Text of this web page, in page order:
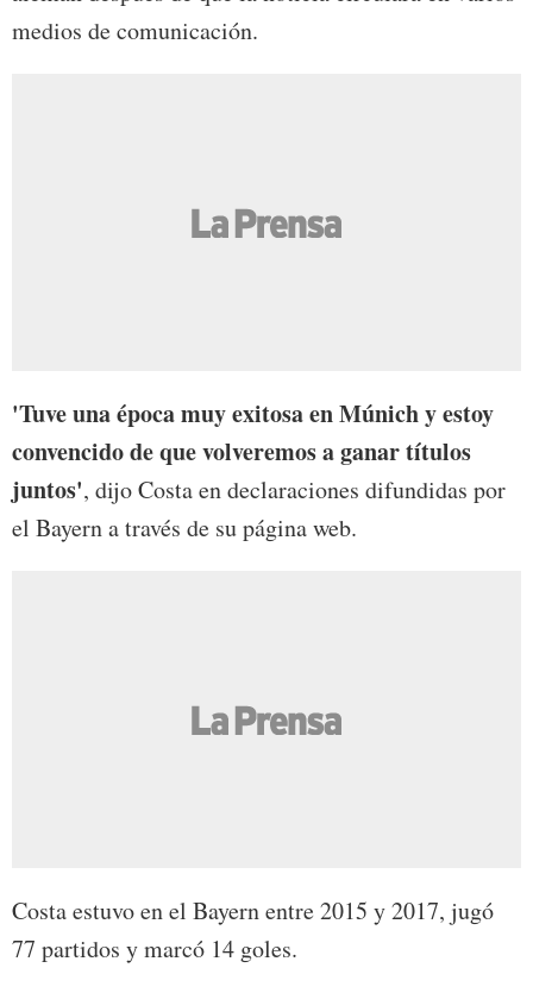
medios de comunicación.
'Tuve una época muy exitosa en Múnich y estoy
convencido de que volveremos a ganar títulos
juntos', dijo Costa en declaraciones difundidas por
el Bayern a través de su página web.
Costa estuvo en el Bayern entre 2015 y 2017, jugó
77 partidos y marcó 14 goles.